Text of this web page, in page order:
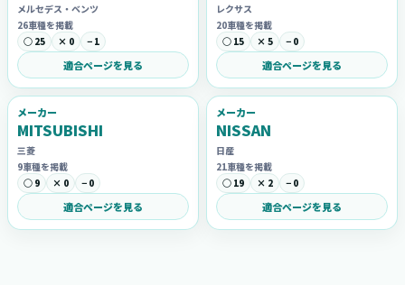
メルセデス・ベンツ
26車種を掲載
○ 25
× 0 − 1
適合ページを見る
レクサス
20車種を掲載
○ 15
× 5 − 0
適合ページを見る
メーカー
MITSUBISHI
三菱
9車種を掲載
○ 9
× 0 − 0
適合ページを見る
メーカー
NISSAN
日産
21車種を掲載
○ 19
× 2 − 0
適合ページを見る